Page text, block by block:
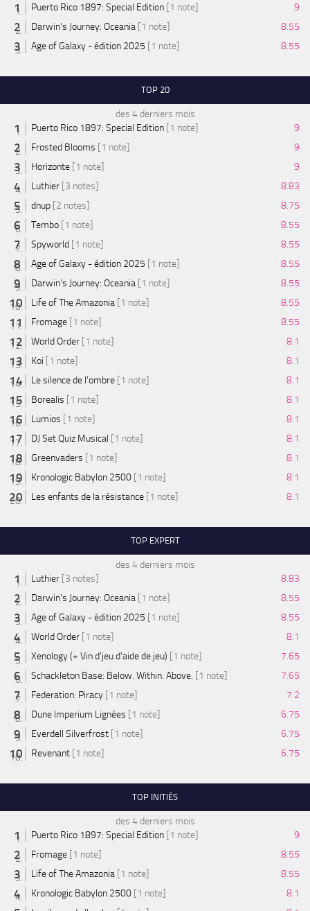
Puerto Rico 1897: Special Edition [1 note]
9
Darwin's Journey: Oceania [1 note]
8.55
Age of Galaxy - édition 2025 [1 note] 8.55
TOP 20
des 4 derniers mois
Puerto Rico 1897: Special Edition [1 note]
9
Frosted Blooms [1 note]
9
Horizonte [1 note]
9
Luthier [3 notes]
8.83
dnup [2 notes]
8.75
Tembo [1 note]
8.55
Spyworld [1 note]
8.55
Age of Galaxy - édition 2025 [1 note]
8.55
Darwin's Journey: Oceania [1 note]
8.55
Life of The Amazonia [1 note]
8.55
Fromage [1 note]
8.55
World Order [1 note]
8.1
Koi [1 note]
8.1
Le silence de l'ombre [1 note]
8.1
Borealis [1 note]
8.1
Lumios [1 note]
8.1
DJ Set Quiz Musical [1 note]
8.1
Greenvaders [1 note]
8.1
Kronologic Babylon 2500 [1 note]
8.1
Les enfants de la résistance [1 note] 8.1
TOP EXPERT
des 4 derniers mois
Luthier [3 notes]
8.83
Darwin's Journey: Oceania [1 note]
8.55
Age of Galaxy - édition 2025 [1 note]
8.55
World Order [1 note]
8.1
Xenology (+ Vin d'jeu d'aide de jeu) [1 note]
7.65
Schackleton Base: Below. Within. Above. [1 note]
7.65
Federation: Piracy [1 note]
7.2
Dune Imperium Lignées [1 note]
6.75
Everdell Silverfrost [1 note]
6.75
Revenant [1 note] 6.75
TOP INITIÉS
des 4 derniers mois
Puerto Rico 1897: Special Edition [1 note]
9
Fromage [1 note]
8.55
Life of The Amazonia [1 note]
8.55
Kronologic Babylon 2500 [1 note]
8.1